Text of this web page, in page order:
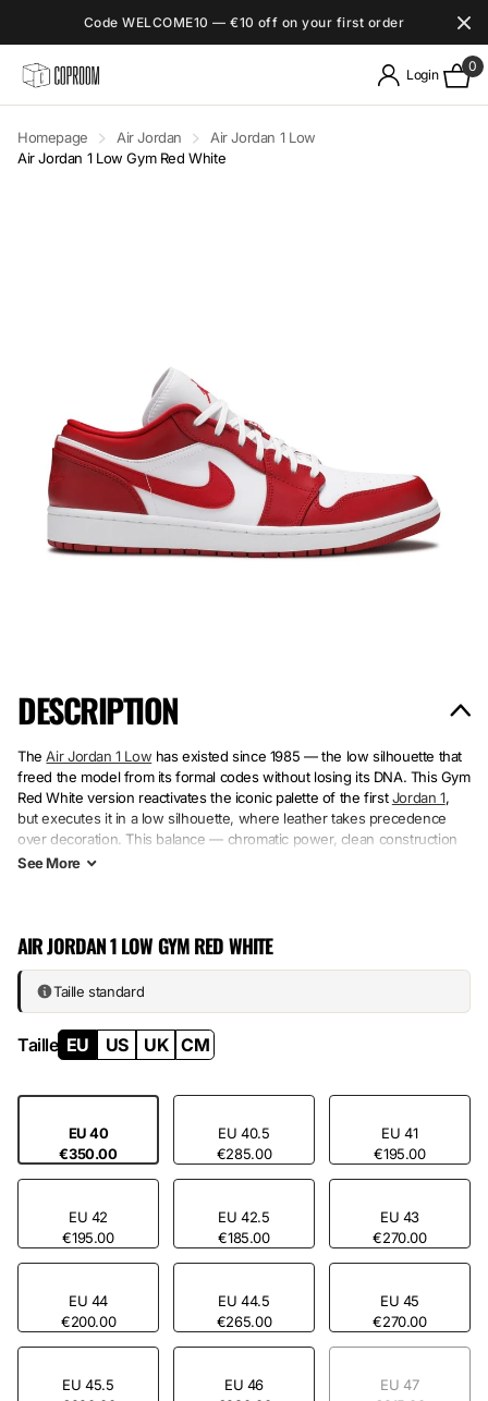
Code WELCOME10 — €10 off on your first order
Login
0
Homepage Air Jordan
Air Jordan 1 Low
Air Jordan 1 Low Gym Red White
AIR JORDAN 1 LOW GYM RED WHITE
Taille standard
Taille EU US UK CM
€350.00
EU 40
€285.00
EU 40.5
€195.00
EU 41
€195.00
EU 42
€185.00
EU 42.5
€270.00
EU 43
€200.00
EU 44
€265.00
EU 44.5
€270.00
EU 45
EU 45.5
EU 46
EU 47
DESCRIPTION
TheAir Jordan 1 Low has existed since 1985 — the low silhouette that
freed the model from its formal codes without losing its DNA. This Gym
Red White version reactivates the iconic palette of the firstJordan 1,
but executes it in a low silhouette, where leather takes precedence
over decoration. This balance — chromatic power, clean construction
— has ensured that the Low never disappears from the catalog.
unnecessary details. The effect: a pair that spans decades because it
SeeMore